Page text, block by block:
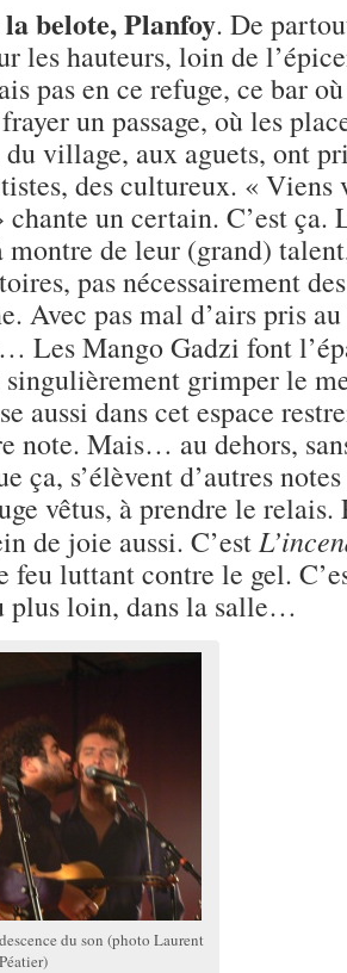
belote, Planfoy. De
les hauteurs, loin de
pas en ce refuge, ce bar
un passage, où les
village, aux aguets, ont
des cultureux. «
chante un certain. C’est ça.
de leur (grand)
pas nécessairement
Avec pas mal d’airs pris
… Les Mango Gadzi font
grimper le
aussi dans cet espace
note. Mais… au dehors,
ça, s’élèvent d’autres
vêtus, à prendre le relais.
de joie aussi. C’est
feu luttant contre le gel.
plus loin, dans la salle…
du son (photo Laurent
Péatier)